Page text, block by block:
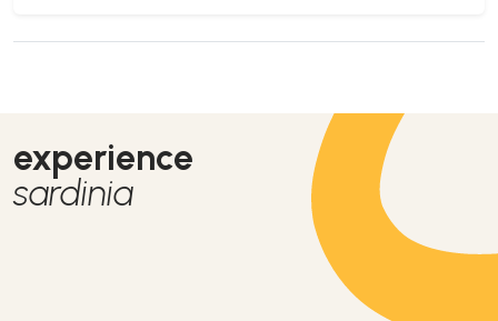
experience
sardinia